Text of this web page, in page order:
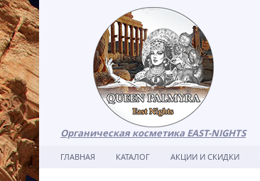
Органическая косметика EAST-NIGHTS
ГЛАВНАЯ КАТАЛОГ АКЦИИ И СКИДКИ